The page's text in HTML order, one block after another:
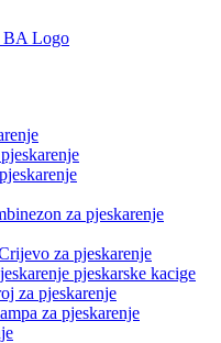
za pjeskarenje
za pjeskarenje
pjeskarske kacige
za pjeskarenje
za pjeskarenje